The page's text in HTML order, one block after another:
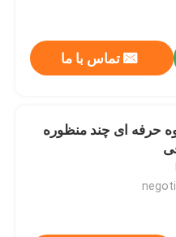
تماس با ما
حرفه ای چند منظوره